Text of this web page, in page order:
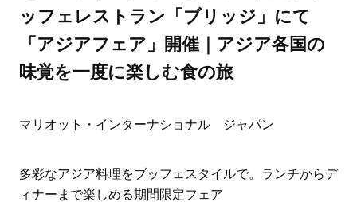
ス学」
タログ
ッフェレストラン「ブリッジ」にて
「アジアフェア」開催｜アジア各国の
味覚を一度に楽しむ食の旅
マリオット・インターナショナル ジャパン
多彩なアジア料理をブッフェスタイルで。ランチからデ
ィナーまで楽しめる期間限定フェア